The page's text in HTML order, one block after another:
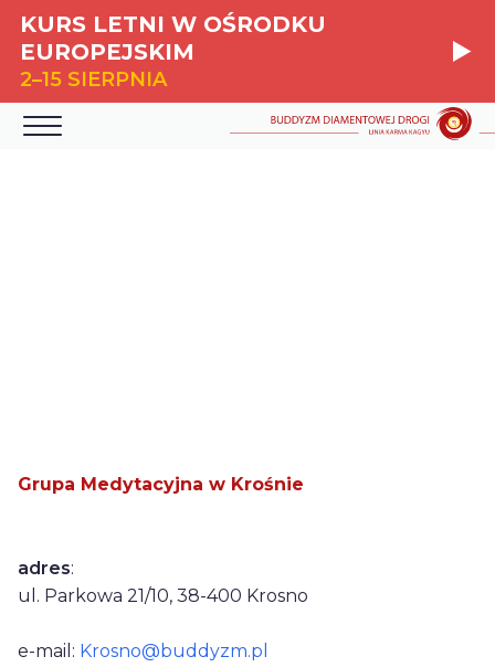
KURS LETNI W OŚRODKU
EUROPEJSKIM
2–15 SIERPNIA
Grupa Medytacyjna w Krośnie
adres:
ul. Parkowa 21/10, 38-400 Krosno
e-mail: Krosno@buddyzm.pl